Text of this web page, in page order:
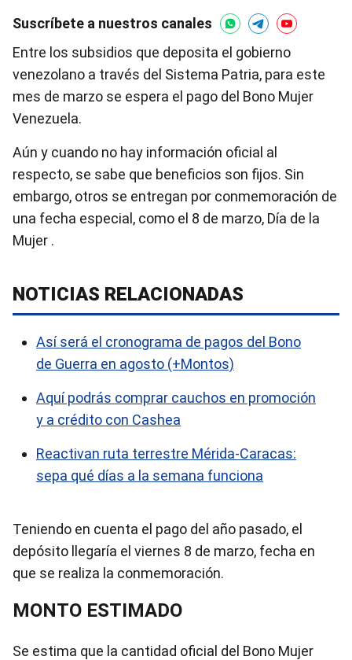
Suscríbete a nuestros canales
Entre los subsidios que deposita el gobierno
venezolano a través del Sistema Patria, para este
mes de marzo se espera el pago del Bono Mujer
Venezuela.
Aún y cuando no hay información oficial al
respecto, se sabe que beneficios son fijos. Sin
embargo, otros se entregan por conmemoración de
una fecha especial, como el 8 de marzo, Día de la
Mujer .
NOTICIAS RELACIONADAS
Así será el cronograma de pagos del Bono
de Guerra en agosto (+Montos)
Aquí podrás comprar cauchos en promoción
y a crédito con Cashea
Reactivan ruta terrestre Mérida-Caracas:
sepa qué días a la semana funciona
Teniendo en cuenta el pago del año pasado, el
depósito llegaría el viernes 8 de marzo, fecha en
que se realiza la conmemoración.
MONTO ESTIMADO
Se estima que la cantidad oficial del Bono Mujer